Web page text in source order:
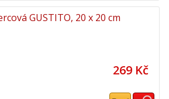
GUSTITO, 20 x 20 cm
269 Kč